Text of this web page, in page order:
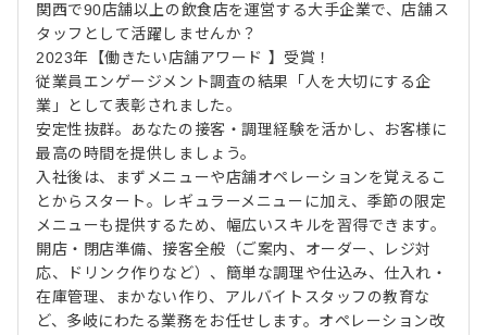
関西で90店舗以上の飲食店を運営する大手企業で、店舗ス
タッフとして活躍しませんか？
2023年【働きたい店舗アワード 】受賞！
従業員エンゲージメント調査の結果「人を大切にする企
業」として表彰されました。
安定性抜群。あなたの接客・調理経験を活かし、お客様に
最高の時間を提供しましょう。
入社後は、まずメニューや店舗オペレーションを覚えるこ
とからスタート。レギュラーメニューに加え、季節の限定
メニューも提供するため、幅広いスキルを習得できます。
開店・閉店準備、接客全般（ご案内、オーダー、レジ対
応、ドリンク作りなど）、簡単な調理や仕込み、仕入れ・
在庫管理、まかない作り、アルバイトスタッフの教育な
ど、多岐にわたる業務をお任せします。オペレーション改